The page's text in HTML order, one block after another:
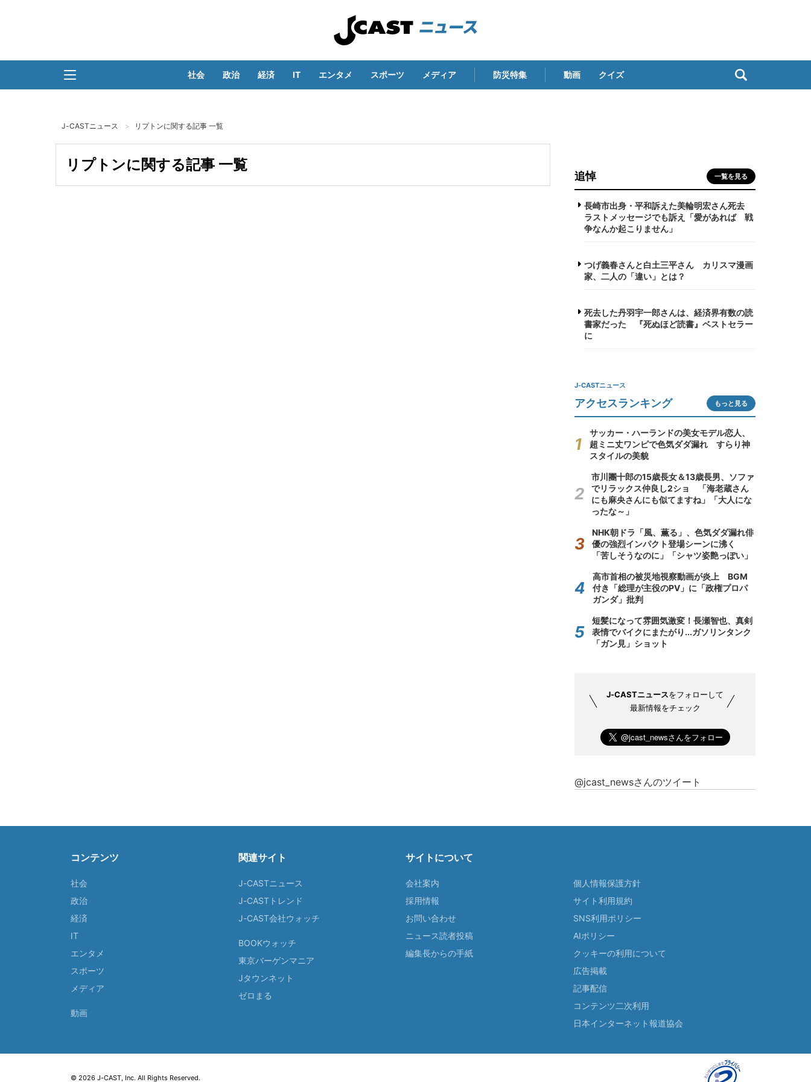
社会 政治 経済 IT エンタメ スポーツ メディア 防災特集 動画 クイズ
J-CASTニュース リプトンに関する記事 一覧
リプトンに関する記事 一覧
追悼 一覧を見る
長崎市出身・平和訴えた美輪明宏さん死去
ラストメッセージでも訴え「愛があれば 戦
争なんか起こりません」
つげ義春さんと白土三平さん カリスマ漫画
家、二人の「違い」とは？
死去した丹羽宇一郎さんは、経済界有数の読
書家だった 『死ぬほど読書』ベストセラー
に
J-CASTニュース
アクセスランキング もっと見る
サッカー・ハーランドの美女モデル恋人、
超ミニ丈ワンピで色気ダダ漏れ すらり神
スタイルの美貌
市川團十郎の15歳長女＆13歳長男、ソファ
でリラックス仲良し2ショ 「海老蔵さん
にも麻央さんにも似てますね」「大人にな
ったな～」
NHK朝ドラ「風、薫る」、色気ダダ漏れ俳
優の強烈インパクト登場シーンに沸く
「苦しそうなのに」「シャツ姿艶っぽい」
高市首相の被災地視察動画が炎上 BGM
付き「総理が主役のPV」に「政権プロパ
ガンダ」批判
短髪になって雰囲気激変！長瀬智也、真剣
表情でバイクにまたがり...ガソリンタンク
「ガン見」ショット
J-CASTニュースをフォローして
最新情報をチェック
@jcast_newsさんのツイート
コンテンツ
社会
政治
経済
IT
エンタメ
スポーツ
メディア
動画
関連サイト
J-CASTニュース
J-CASTトレンド
J-CAST会社ウォッチ
BOOKウォッチ
東京バーゲンマニア
Jタウンネット
ゼロまる
サイトについて
会社案内
採用情報
お問い合わせ
ニュース読者投稿
編集長からの手紙
個人情報保護方針
サイト利用規約
SNS利用ポリシー
AIポリシー
クッキーの利用について
広告掲載
記事配信
コンテンツ二次利用
日本インターネット報道協会
© 2026 J-CAST, Inc. All Rights Reserved.